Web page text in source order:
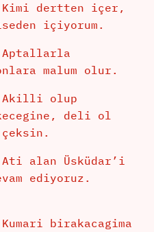
dertten içer,
içiyorum.
Aptallarla
malum olur.
Akilli olup
deli ol
alan Üsküdar’i
ediyoruz.
birakacagima